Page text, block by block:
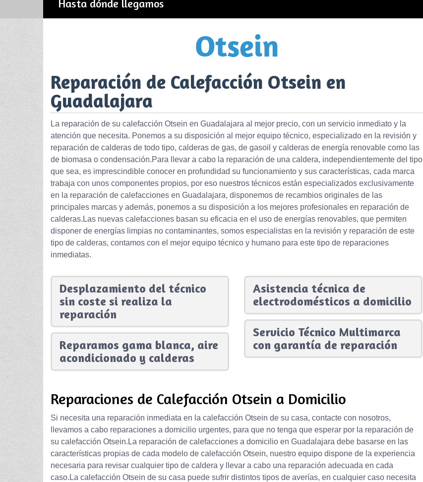
Hasta dónde llegamos
Reparación de Calefacción Otsein en
Guadalajara
La reparación de su calefacción Otsein en Guadalajara al mejor precio, con un servicio inmediato y la
atención que necesita. Ponemos a su disposición al mejor equipo técnico, especializado en la revisión y
reparación de calderas de todo tipo, calderas de gas, de gasoil y calderas de energía renovable como las
de biomasa o condensación.Para llevar a cabo la reparación de una caldera, independientemente del tipo
que sea, es imprescindible conocer en profundidad su funcionamiento y sus características, cada marca
trabaja con unos componentes propios, por eso nuestros técnicos están especializados exclusivamente
en la reparación de calefacciones en Guadalajara, disponemos de recambios originales de las
principales marcas y además, ponemos a su disposición a los mejores profesionales en reparación de
calderas.Las nuevas calefacciones basan su eficacia en el uso de energías renovables, que permiten
disponer de energías limpias no contaminantes, somos especialistas en la revisión y reparación de este
tipo de calderas, contamos con el mejor equipo técnico y humano para este tipo de reparaciones
inmediatas.
Desplazamiento del técnico
sin coste si realiza la
reparación
Reparamos gama blanca, aire
acondicionado y calderas
Asistencia técnica de
electrodomésticos a domicilio
Servicio Técnico Multimarca
con garantía de reparación
Reparaciones de Calefacción Otsein a Domicilio
Si necesita una reparación inmediata en la calefacción Otsein de su casa, contacte con nosotros,
llevamos a cabo reparaciones a domicilio urgentes, para que no tenga que esperar por la reparación de
su calefacción Otsein.La reparación de calefacciones a domicilio en Guadalajara debe basarse en las
características propias de cada modelo de calefacción Otsein, nuestro equipo dispone de la experiencia
necesaria para revisar cualquier tipo de caldera y llevar a cabo una reparación adecuada en cada
caso.La calefacción Otsein de su casa puede sufrir distintos tipos de averías, en cualquier caso necesita